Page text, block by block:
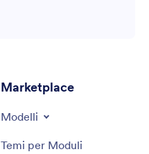
Marketplace
Modelli
Temi per Moduli